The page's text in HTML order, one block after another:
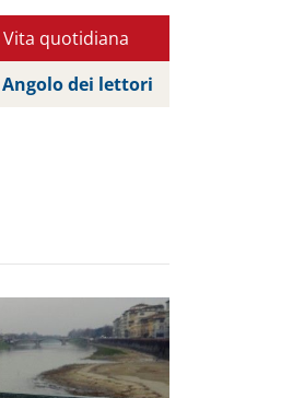
Vita quotidiana
Angolo dei lettori